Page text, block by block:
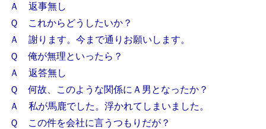
Ａ 返事無し
Ｑ これからどうしたいか？
Ａ 謝ります。今まで通りお願いします。
Ｑ 俺が無理といったら？
Ａ 返答無し
Ｑ 何故、このような関係にＡ男となったか？
Ａ 私が馬鹿でした。浮かれてしまいました。
Ｑ この件を会社に言うつもりだが？